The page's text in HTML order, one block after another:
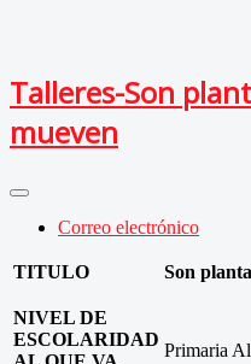
Talleres-Son
mueven
Correo electrónico
TITULO Son
NIVEL DE
ESCOLARIDAD
Primaria